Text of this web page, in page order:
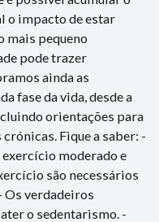
o impacto de estar
mais pequeno
pode trazer
ainda as
fase da vida, desde a
orientações para
Fique a saber: -
moderado e
são necessários
Os verdadeiros
o sedentarismo. -